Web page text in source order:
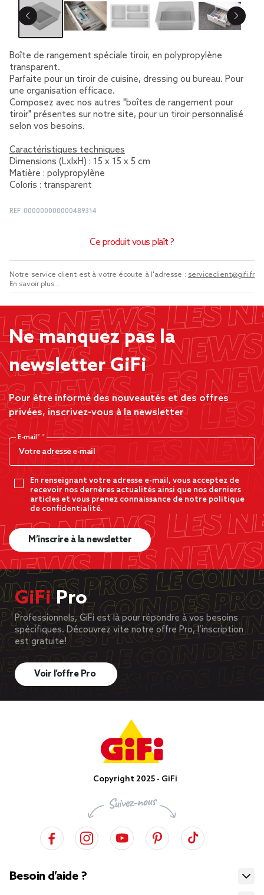
Boîte de rangement spéciale tiroir, en polypropylène
transparent.
Parfaite pour un tiroir de cuisine, dressing ou bureau. Pour
une organisation efficace.
Composez avec nos autres "boîtes de rangement pour
tiroir" présentes sur notre site, pour un tiroir personnalisé
selon vos besoins.
Caractéristiques techniques
Dimensions (LxlxH) : 15 x 15 x 5 cm
Matière : polypropylène
Coloris : transparent
REF. 000000000000489314
Ce produit vous plaît ?
Notre service client est à votre écoute à l'adresse : serviceclient@gifi.fr
En savoir plus...
Ne manquez pas la
newsletter GiFi
Pour être informé des nouveautés et des offres
privées, inscrivez-vous à la newsletter
E-mail*
En renseignant votre adresse e-mail, vous acceptez de
recevoir nos dernères actualités ainsi que nos derniers
articles et vous prenez connaissance de notre politique
de confidentialité.
M’inscrire à la newsletter
GiFiPro
Professionnels, GiFi est là pour répondre à vos besoins
spécifiques. Découvrez vite notre offre Pro, l’inscription
est gratuite!
Voir l’offre Pro
Copyright 2025 - GiFi
Besoin d’aide ?